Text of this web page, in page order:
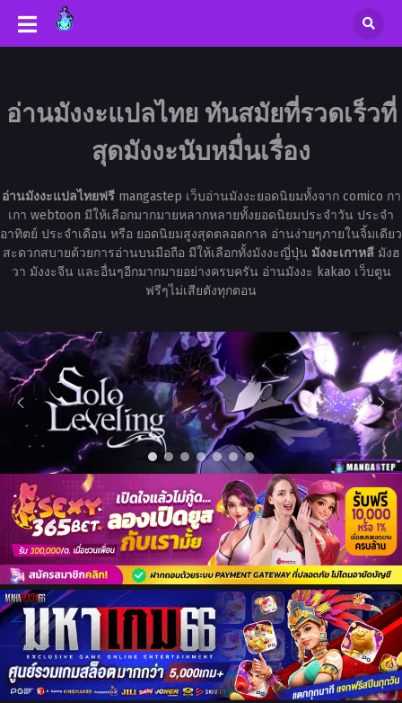
อ่านมังงะแปลไทย ทันสมัยที่รวดเร็วที่
สุดมังงะนับหมื่นเรื่อง
อ่านมังงะแปลไทยฟรีmangastep เว็บอ่านมังงะยอดนิยมทั้งจาก comico กา
เกา webtoon มีให้เลือกมากมายหลากหลายทั้งยอดนิยมประจำวัน ประจำ
อาทิตย์ ประจำเดือน หรือ ยอดนิยมสูงสุดตลอดกาล อ่านง่ายๆภายในจิ้มเดียว
สะดวกสบายด้วยการอ่านบนมือถือ มีให้เลือกทั้งมังงะญี่ปุ่น มังงะเกาหลีมังฮ
วา มังงะจีน และอื่นๆอีกมากมายอย่างครบครัน อ่านมังงะ kakao เว็บตูน
ฟรีๆไม่เสียตังทุกตอน